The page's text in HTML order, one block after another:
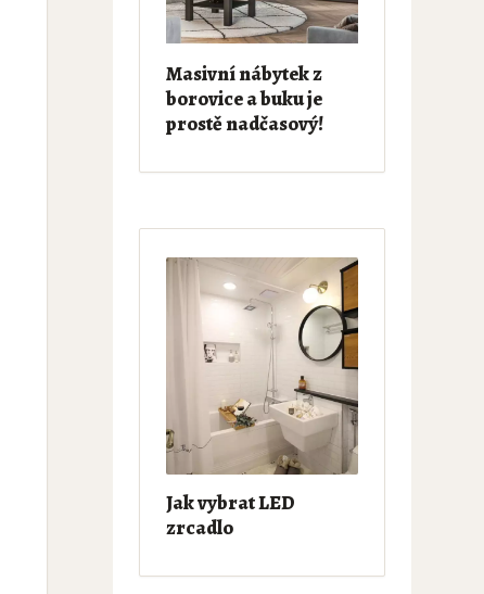
Masivní nábytek z
borovice a buku je
prostě nadčasový!
Jak vybrat LED
zrcadlo